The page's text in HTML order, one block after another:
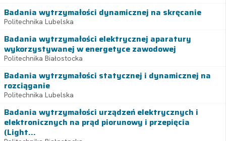
Badania wytrzymałości dynamicznej na skręcanie
Politechnika Lubelska
Badania wytrzymałości elektrycznej aparatury
wykorzystywanej w energetyce zawodowej
Politechnika Białostocka
Badania wytrzymałości statycznej i dynamicznej na
rozciąganie
Politechnika Lubelska
Badania wytrzymałości urządzeń elektrycznych i
elektronicznych na prąd piorunowy i przepięcia
(Light...